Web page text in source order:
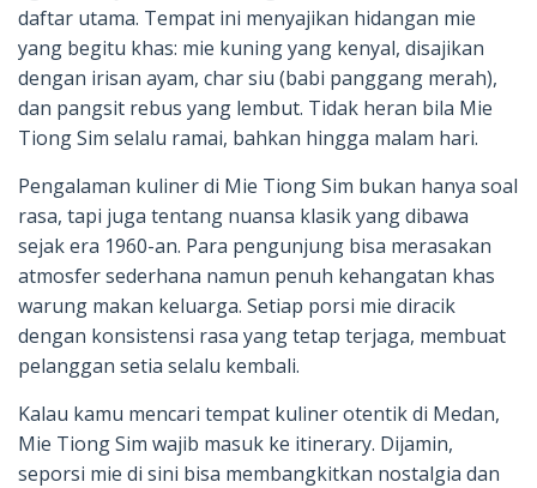
daftar utama. Tempat ini menyajikan hidangan mie
yang begitu khas: mie kuning yang kenyal, disajikan
dengan irisan ayam, char siu (babi panggang merah),
dan pangsit rebus yang lembut. Tidak heran bila Mie
Tiong Sim selalu ramai, bahkan hingga malam hari.
Pengalaman kuliner di Mie Tiong Sim bukan hanya soal
rasa, tapi juga tentang nuansa klasik yang dibawa
sejak era 1960-an. Para pengunjung bisa merasakan
atmosfer sederhana namun penuh kehangatan khas
warung makan keluarga. Setiap porsi mie diracik
dengan konsistensi rasa yang tetap terjaga, membuat
pelanggan setia selalu kembali.
Kalau kamu mencari tempat kuliner otentik di Medan,
Mie Tiong Sim wajib masuk ke itinerary. Dijamin,
seporsi mie di sini bisa membangkitkan nostalgia dan